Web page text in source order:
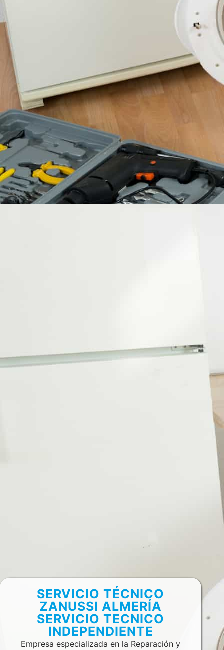
SERVICIO TÉCNICO
ZANUSSI ALMERÍA
SERVICIO TECNICO
INDEPENDIENTE
Empresa especializada en la Reparación y